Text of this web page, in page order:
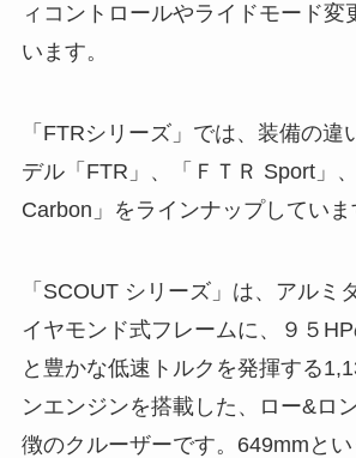
ィコントロールやライドモード変
います。
「FTRシリーズ」では、装備の違
デル「FTR」、「ＦＴＲ Sport」
Carbon」をラインナップしていま
「SCOUT シリーズ」は、アルミ
イヤモンド式フレームに、９５
と豊かな低速トルクを発揮する
ンエンジンを搭載した、ロー&ロ
徴のクルーザーです。649mmと